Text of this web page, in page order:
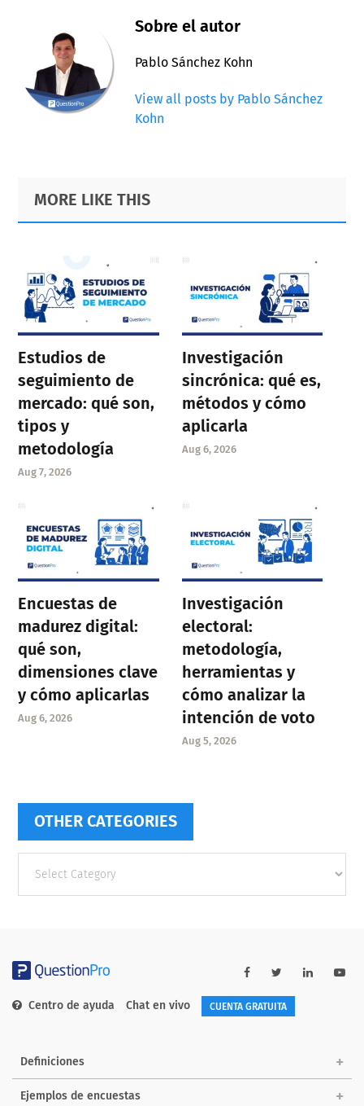
Sobre el autor
Pablo Sánchez Kohn
View all posts by Pablo Sánchez
Kohn
Primary
Sidebar
Footer
MORE LIKE THIS
Estudios de
seguimiento de
mercado: qué son,
tipos y
metodología
Aug 7, 2026
Investigación
sincrónica: qué es,
métodos y cómo
aplicarla
Aug 6, 2026
Encuestas de
madurez digital:
qué son,
dimensiones clave
y cómo aplicarlas
Aug 6, 2026
Investigación
electoral:
metodología,
herramientas y
cómo analizar la
intención de voto
Aug 5, 2026
OTHER CATEGORIES
categories
Centro de ayuda Chat en vivo CUENTA GRATUITA
Definiciones
Ejemplos de encuestas